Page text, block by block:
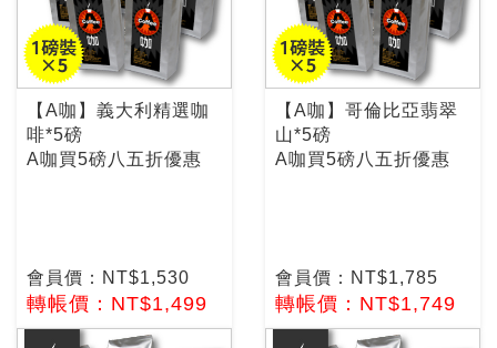
【A咖】義大利精選咖
啡*5磅
A咖買5磅八五折優惠
會員價：NT$1,530
轉帳價：NT$1,499
【A咖】哥倫比亞翡翠
山*5磅
A咖買5磅八五折優惠
會員價：NT$1,785
轉帳價：NT$1,749